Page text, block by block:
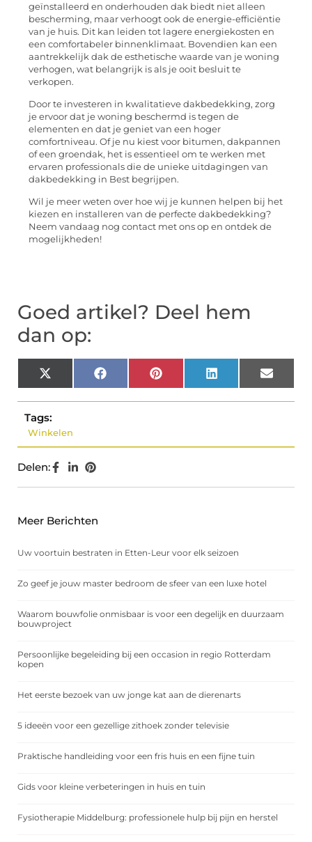
geïnstalleerd en onderhouden dak biedt niet alleen
bescherming, maar verhoogt ook de energie-efficiëntie
van je huis. Dit kan leiden tot lagere energiekosten en
een comfortabeler binnenklimaat. Bovendien kan een
aantrekkelijk dak de esthetische waarde van je woning
verhogen, wat belangrijk is als je ooit besluit te
verkopen.
Door te investeren in kwalitatieve dakbedekking, zorg
je ervoor dat je woning beschermd is tegen de
elementen en dat je geniet van een hoger
comfortniveau. Of je nu kiest voor bitumen, dakpannen
of een groendak, het is essentieel om te werken met
ervaren professionals die de unieke uitdagingen van
dakbedekking in Best begrijpen.
Wil je meer weten over hoe wij je kunnen helpen bij het
kiezen en installeren van de perfecte dakbedekking?
Neem vandaag nog contact met ons op en ontdek de
mogelijkheden!
Goed artikel? Deel hem
dan op:
X
(Twitter)
Facebook Pinterest LinkedIn Email
Tags:
Winkelen
Delen:
Meer Berichten
Uw voortuin bestraten in Etten-Leur voor elk seizoen
Zo geef je jouw master bedroom de sfeer van een luxe hotel
Waarom bouwfolie onmisbaar is voor een degelijk en duurzaam
bouwproject
Persoonlijke begeleiding bij een occasion in regio Rotterdam
kopen
Het eerste bezoek van uw jonge kat aan de dierenarts
5 ideeën voor een gezellige zithoek zonder televisie
Praktische handleiding voor een fris huis en een fijne tuin
Gids voor kleine verbeteringen in huis en tuin
Fysiotherapie Middelburg: professionele hulp bij pijn en herstel